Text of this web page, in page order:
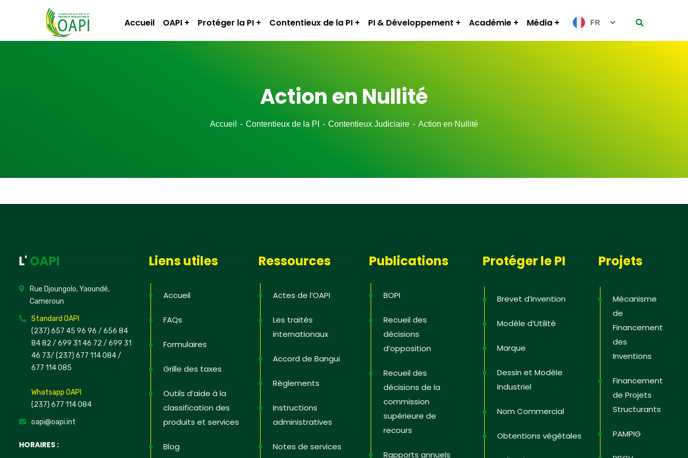
Accueil OAPI Protéger la PI Contentieux de la PI PI & Développement Académie Média FR
Action en Nullité
Accueil Contentieux de la PI Contentieux Judiciaire Action en Nullité
L' OAPI
Rue Djoungolo, Yaoundé,
Cameroun
Standard OAPI
(237) 657 45 96 96 / 656 84
84 82 / 699 31 46 72 / 699 31
46 73/ (237) 677 114 084 /
677 114 085
Whatsapp OAPI
(237) 677 114 084
oapi@oapi.int
HORAIRES :
Liens utiles
Accueil
FAQs
Formulaires
Grille des taxes
Outils d’aide à la
classification des
produits et services
Blog
Ressources
Actes de l’OAPI
Les traités
internationaux
Accord de Bangui
Règlements
Instructions
administratives
Notes de services
Publications
BOPI
Recueil des
décisions
d’opposition
Recueil des
décisions de la
commission
supérieure de
recours
Rapports annuels
Protéger le PI
Brevet d’invention
Modèle d’Utilité
Marque
Dessin et Modèle
Industriel
Nom Commercial
Obtentions végétales
Projets
Mécanisme
de
Financement
des
Inventions
Financement
de Projets
Structurants
PAMPIG
Inscrivez-vous pour recevoir les dernières
PI dans les Etats, les astuces pour protéger et
Non, merci